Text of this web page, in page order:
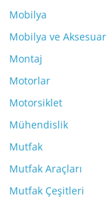
Mobilya
Mobilya ve Aksesuar
Montaj
Motorlar
Motorsiklet
Mühendislik
Mutfak
Mutfak Araçları
Mutfak Çeşitleri